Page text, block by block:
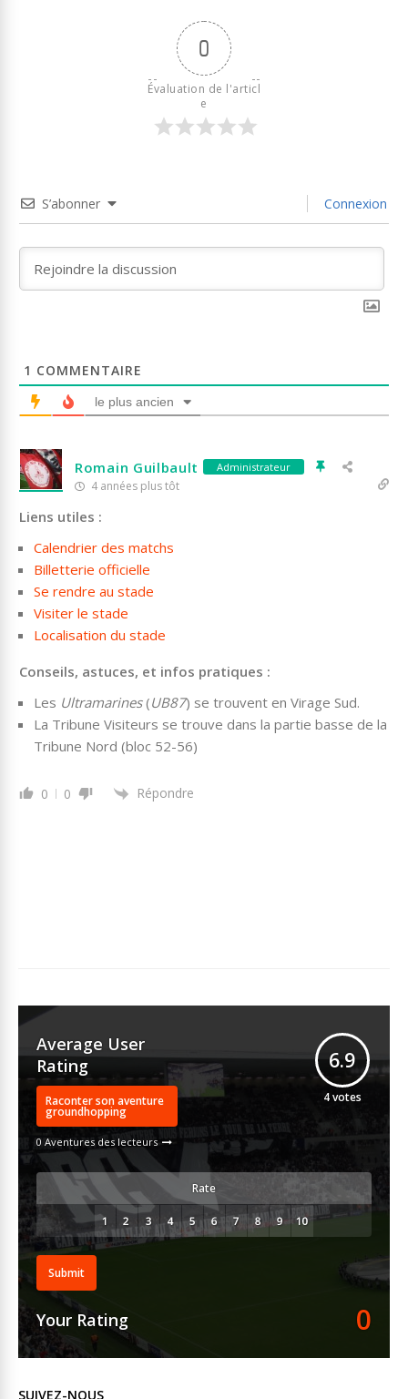
0
Évaluation de l'articl
e
S’abonner Connexion
1 COMMENTAIRE
le plus ancien
Romain Guilbault Administrateur
4 années plus tôt
Liens utiles :
Calendrier des matchs
Billetterie officielle
Se rendre au stade
Visiter le stade
Localisation du stade
Conseils, astuces, et infos pratiques :
Les Ultramarines(UB87) se trouvent en Virage Sud.
La Tribune Visiteurs se trouve dans la partie basse de la
Tribune Nord (bloc 52-56)
0 0 Répondre
Average User
Rating
Raconter son aventure
groundhopping
0 Aventures des lecteurs
6.9
4votes
Rate
Submit
Your Rating 0
SUIVEZ-NOUS